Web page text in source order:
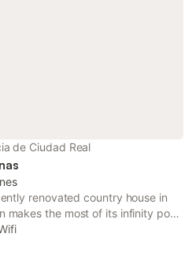
de Ciudad Real
renovated country house in
makes the most of its infinity pool,
This property offers access to a
free WiFi.